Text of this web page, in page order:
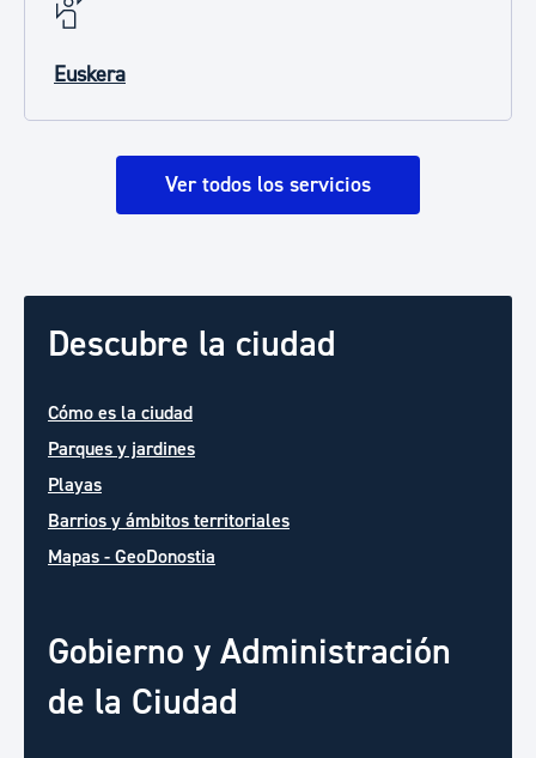
Euskera
Ver todos los servicios
Descubre la ciudad
Cómo es la ciudad
Parques y jardines
Playas
Barrios y ámbitos territoriales
Mapas - GeoDonostia
Gobierno y Administración
de la Ciudad